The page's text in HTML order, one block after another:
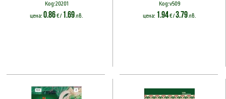
Код:20201
цена: 0.86€ / 1.69лв.
Код:v509
цена: 1.94€ /3.79лв.